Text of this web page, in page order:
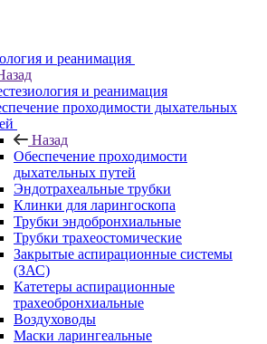
и реанимация
и реанимация
проходимости дыхательных
Назад
Обеспечение проходимости
дыхательных путей
Эндотрахеальные трубки
Клинки для ларингоскопа
Трубки эндобронхиальные
Трубки трахеостомические
Закрытые аспирационные системы
(ЗАС)
Катетеры аспирационные
трахеобронхиальные
Воздуховоды
Маски ларингеальные